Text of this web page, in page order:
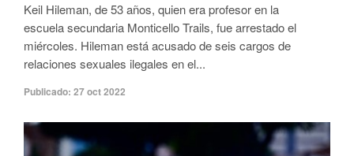
Keil Hileman, de 53 años, quien era profesor en la
escuela secundaria Monticello Trails, fue arrestado el
miércoles. Hileman está acusado de seis cargos de
relaciones sexuales ilegales en el...
Publicado: 27 oct 2022